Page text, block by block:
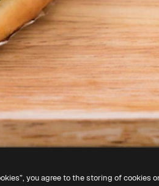
you agree to the storing of cookies